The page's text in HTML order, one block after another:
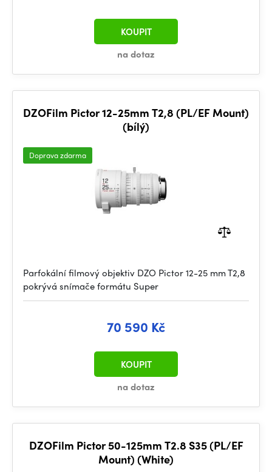
na dotaz
KOUPIT
DZOFilm Pictor 12-25mm T2,8 (PL/EF Mount)
(bílý)
Doprava zdarma
Parfokální filmový objektiv DZO Pictor 12-25 mm T2,8
pokrývá snímače formátu Super
70 590 Kč
na dotaz
KOUPIT
DZOFilm Pictor 50-125mm T2.8 S35 (PL/EF
Mount) (White)